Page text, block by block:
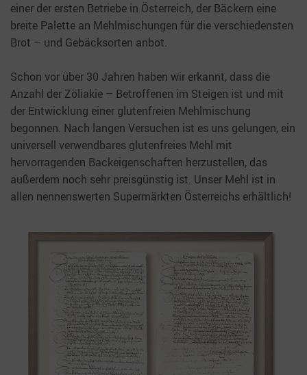
einer der ersten Betriebe in Österreich, der Bäckern eine
breite Palette an Mehlmischungen für die verschiedensten
Brot – und Gebäcksorten anbot.
Schon vor über 30 Jahren haben wir erkannt, dass die
Anzahl der Zöliakie – Betroffenen im Steigen ist und mit
der Entwicklung einer glutenfreien Mehlmischung
begonnen. Nach langen Versuchen ist es uns gelungen, ein
universell verwendbares glutenfreies Mehl mit
hervorragenden Backeigenschaften herzustellen, das
außerdem noch sehr preisgünstig ist. Unser Mehl ist in
allen nennenswerten Supermärkten Österreichs erhältlich!